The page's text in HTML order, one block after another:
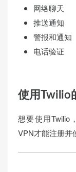
网络聊天
推送通知
警报和通知
电话验证
使用Twilio
想要使用Twilio
VPN才能注册并